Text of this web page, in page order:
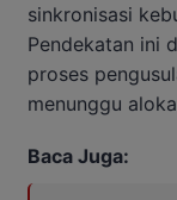
sinkronisasi
Pendekatan ini
proses
menunggu
Baca Juga: